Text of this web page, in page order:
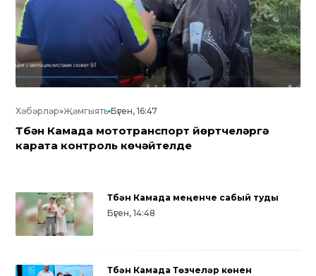
Хәбәрләр»Җәмгыять Бүген, 16:47
Түбән Камада мототранспорт йөртүчеләргә
карата контроль көчәйтелде
Түбән Камада меңенче сабый туды
Бүген, 14:48
Түбән Камада Төзүчеләр көнен